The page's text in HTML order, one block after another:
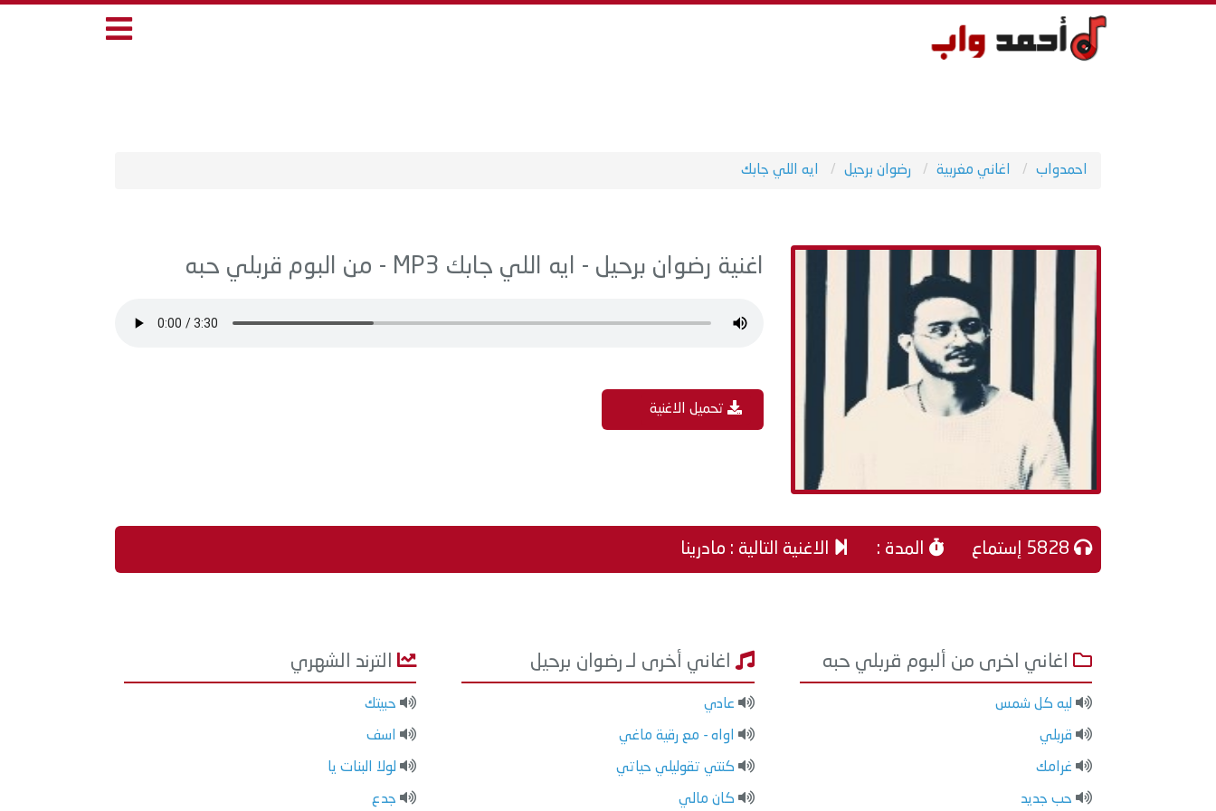
احمدواب اغاني مغربية رضوان برحيل ايه اللي جابك
اغنية رضوان برحيل - ايه اللي جابك MP3 - من البوم قربلي حبه
تحميل الاغنية
المدة : الاغنية التالية : مادرينا
اغاني اخرى من ألبوم قربلي حبه
ليه كل شمس
قربلي
غرامك
حب جديد
اغاني أخرى لـ رضوان برحيل
عادي
اواه - مع رقية ماغي
كنتي تقوليلي حياتي
كان مالي
الترند الشهري
حبيتك
اسف
لولا البنات يا
جدع